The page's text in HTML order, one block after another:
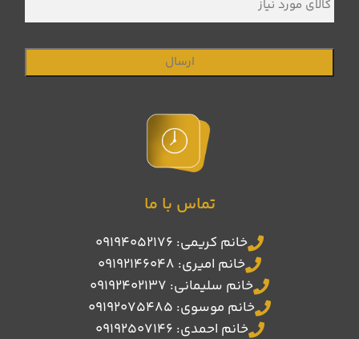
مورد
نیاز
تماس با ما
خانم کریمی: 09194052176
خانم امیری: 09192146048
خانم سلیمانی: 09192402137
خانم موسوی: 09192075485
خانم احمدی: 09192507146